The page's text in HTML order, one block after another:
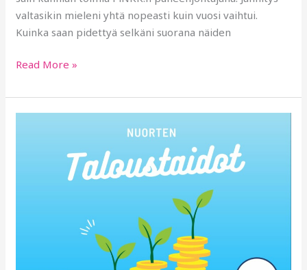
valtasikin mieleni yhtä nopeasti kuin vuosi vaihtui.
Kuinka saan pidettyä selkäni suorana näiden
Read More »
Pirkanmaan